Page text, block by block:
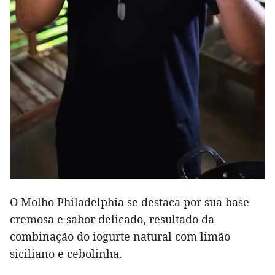
O Molho Philadelphia se destaca por sua base
cremosa e sabor delicado, resultado da
combinação do iogurte natural com limão
siciliano e cebolinha.